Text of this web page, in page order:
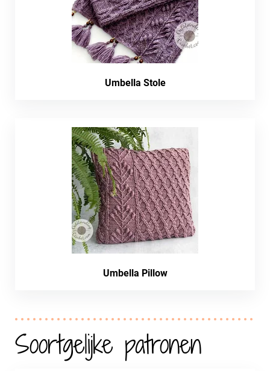
Umbella Stole
Umbella Pillow
Soortgelijke patronen